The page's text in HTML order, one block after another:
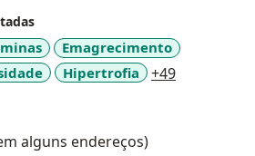
Emagrecimento
Hipertrofia +49
alguns endereços)